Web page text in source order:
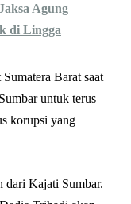
Agung
di Lingga
Barat saat
untuk terus
korupsi yang
dari Kajati Sumbar.